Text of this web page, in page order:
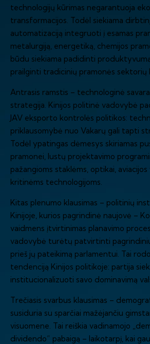
technologijų kūrimas negarantuoja
transformacijos. Todėl siekiama
automatizaciją integruoti į esamas
metalurgiją, energetiką, chemijos
būdu siekiama padidinti
prailginti tradicinių pramonės sektorių
Antrasis ramstis – technologinė
strategija. Kinijos politinė vadovybė
JAV eksporto kontrolės politikos:
priklausomybė nuo Vakarų gali tapti
Todėl ypatingas dėmesys skiriamas
pramonei, lustų projektavimo
pažangioms staklėms, optikai,
kritinėms technologijoms.
Kitas plenumo klausimas – politinių
Kinijoje, kurios pagrindinė naujovė –
vaidmens įtvirtinimas planavimo
vadovybė turėtų patvirtinti
prieš jų pateikimą parlamentui. Tai
tendenciją Kinijos politikoje: partija
institucionalizuoti savo dominavimą
Trečiasis svarbus klausimas –
susiduria su sparčiai mažėjančiu
visuomene. Tai reiškia vadinamojo
dividendo“ pabaigą – laikotarpį, kai